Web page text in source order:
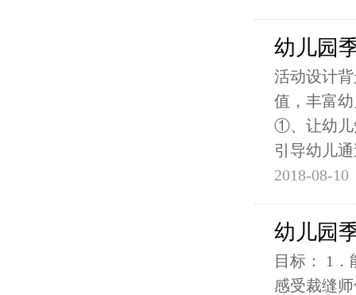
幼儿园
活动设计
值，丰富
①、让幼儿
引导幼儿
2018-08-10
幼儿园
目标： 1
感受裁缝